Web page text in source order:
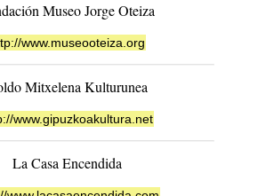
Museo Jorge Oteiza
www.museooteiza.org
Mitxelena Kulturunea
www.gipuzkoakultura.net
La Casa Encendida